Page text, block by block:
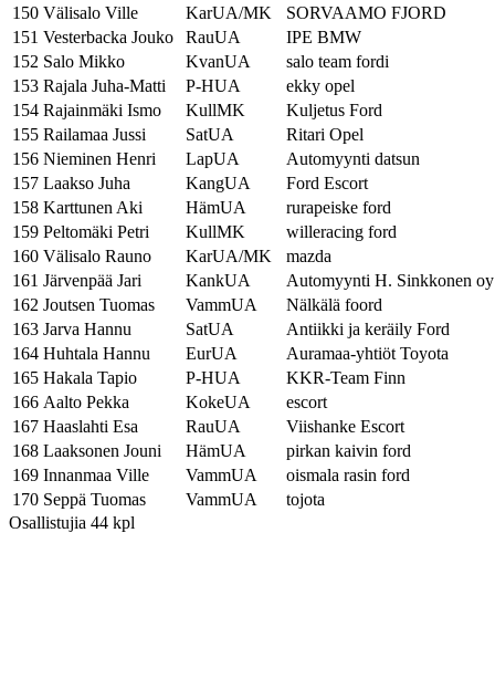
150 Välisalo Ville KarUA/MK
SORVAAMO FJORD
151 Vesterbacka Jouko RauUA
IPE BMW
152 Salo Mikko KvanUA
salo team fordi
153 Rajala Juha-Matti P-HUA
ekky opel
154 Rajainmäki Ismo KullMK
Kuljetus Ford
155 Railamaa Jussi SatUA
Ritari Opel
156 Nieminen Henri LapUA
Automyynti datsun
157 Laakso Juha KangUA
Ford Escort
158 Karttunen Aki HämUA
rurapeiske ford
159 Peltomäki Petri KullMK
willeracing ford
160 Välisalo Rauno KarUA/MK
mazda
161 Järvenpää Jari KankUA
Automyynti H. Sinkkonen
162 Joutsen Tuomas VammUA
Nälkälä foord
163 Jarva Hannu SatUA
Antiikki ja keräily Ford
164 Huhtala Hannu EurUA
Auramaa-yhtiöt Toyota
165 Hakala Tapio P-HUA
KKR-Team Finn
166 Aalto Pekka KokeUA
escort
167 Haaslahti Esa RauUA
Viishanke Escort
168 Laaksonen Jouni HämUA
pirkan kaivin ford
169 Innanmaa Ville VammUA
oismala rasin ford
170 Seppä Tuomas VammUA
tojota
Osallistujia 44 kpl